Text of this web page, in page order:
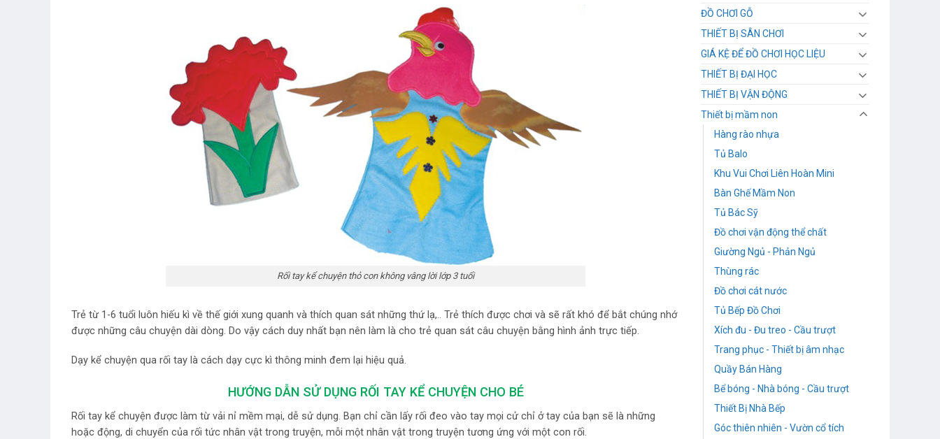
Rối tay kể chuyện thỏ con không vâng lời lớp 3 tuổi
Trẻ từ 1-6 tuổi luôn hiếu kì về thế giới xung quanh và thích quan sát những thứ lạ,.. Trẻ thích được chơi và sẽ rất khó để bắt chúng nhớ
được những câu chuyện dài dòng. Do vậy cách duy nhất bạn nên làm là cho trẻ quan sát câu chuyện bằng hình ảnh trực tiếp.
Dạy kể chuyện qua rối tay là cách dạy cực kì thông minh đem lại hiệu quả.
HƯỚNG DẪN SỬ DỤNG RỐI TAY KỂ CHUYỆN CHO BÉ
Rối tay kể chuyện được làm từ vải nỉ mềm mại, dễ sử dụng. Bạn chỉ cần lấy rối đeo vào tay mọi cử chỉ ở tay của bạn sẽ là những
hoặc động, di chuyển của rối tức nhân vật trong truyện, mỗi một nhân vật trong truyện tương ứng với một con rối.
ĐỒ CHƠI GỖ
THIẾT BỊ SÂN CHƠI
GIÁ KỆ ĐỂ ĐỒ CHƠI HỌC LIỆU
THIẾT BỊ ĐẠI HỌC
THIẾT BỊ VẬN ĐỘNG
Thiết bị mầm non
Hàng rào nhựa
Tủ Balo
Khu Vui Chơi Liên Hoàn Mini
Bàn Ghế Mầm Non
Tủ Bác Sỹ
Đồ chơi vận động thể chất
Giường Ngủ - Phản Ngủ
Thùng rác
Đồ chơi cát nước
Tủ Bếp Đồ Chơi
Xích đu - Đu treo - Cầu trượt
Trang phục - Thiết bị âm nhạc
Quầy Bán Hàng
Bể bóng - Nhà bóng - Cầu trượt
Thiết Bị Nhà Bếp
Góc thiên nhiên - Vườn cổ tích